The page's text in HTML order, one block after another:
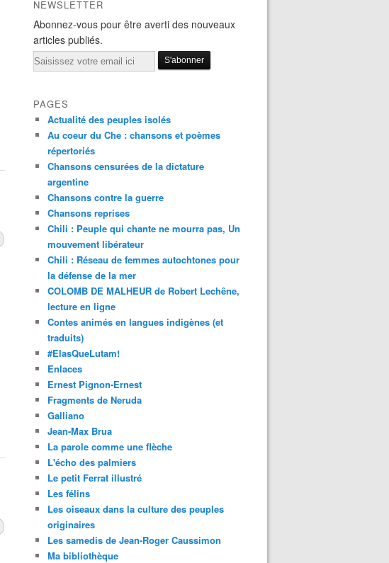
NEWSLETTER
Abonnez-vous pour être averti des nouveaux
articles publiés.
Email
PAGES
Actualité des peuples isolés
Au coeur du Che : chansons et poèmes
répertoriés
Chansons censurées de la dictature
argentine
Chansons contre la guerre
Chansons reprises
Chili : Peuple qui chante ne mourra pas, Un
mouvement libérateur
Chili : Réseau de femmes autochtones pour
la défense de la mer
COLOMB DE MALHEUR de Robert Lechêne,
lecture en ligne
Contes animés en langues indigènes (et
traduits)
#ElasQueLutam!
Enlaces
Ernest Pignon-Ernest
Fragments de Neruda
Galliano
Jean-Max Brua
La parole comme une flèche
L'écho des palmiers
Le petit Ferrat illustré
Les félins
Les oiseaux dans la culture des peuples
originaires
Les samedis de Jean-Roger Caussimon
Ma bibliothèque